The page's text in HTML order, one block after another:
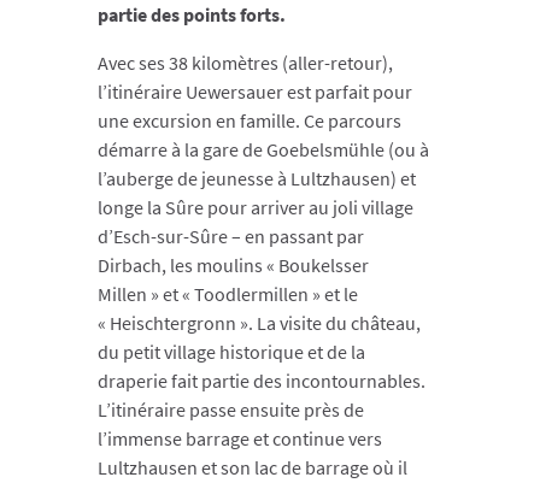
partie des points forts.
Avec ses 38 kilomètres (aller-retour),
l’itinéraire Uewersauer est parfait pour
une excursion en famille. Ce parcours
démarre à la gare de Goebelsmühle (ou à
l’auberge de jeunesse à Lultzhausen) et
longe la Sûre pour arriver au joli village
d’Esch-sur-Sûre – en passant par
Dirbach, les moulins « Boukelsser
Millen » et « Toodlermillen » et le
« Heischtergronn ». La visite du château,
du petit village historique et de la
draperie fait partie des incontournables.
L’itinéraire passe ensuite près de
l’immense barrage et continue vers
Lultzhausen et son lac de barrage où il